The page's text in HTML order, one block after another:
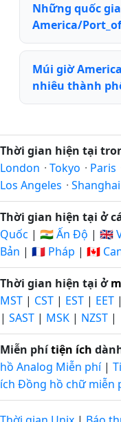
Những quốc
America/
Múi giờ
nhiêu thành
Thời gian hiện tại
London · Tokyo · Paris
Los Angeles · Shanghai
Thời gian hiện tại ở
Quốc | 🇮🇳 Ấn Độ | 🇬🇧
Bản | 🇫🇷 Pháp | 🇨🇦
Thời gian hiện tại ở
MST | CST | EST | EET |
| SAST | MSK | NZST |
Miễn phítiện ích
hồ Analog Miễn phí|
ích Đồng hồ chữ miễn